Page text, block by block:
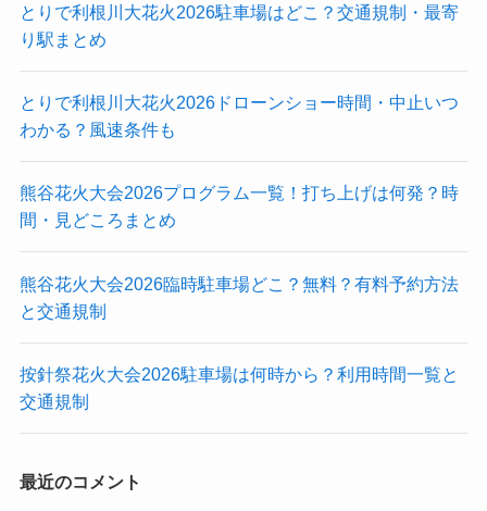
とりで利根川大花火2026駐車場はどこ？交通規制・最寄
り駅まとめ
とりで利根川大花火2026ドローンショー時間・中止いつ
わかる？風速条件も
熊谷花火大会2026プログラム一覧！打ち上げは何発？時
間・見どころまとめ
熊谷花火大会2026臨時駐車場どこ？無料？有料予約方法
と交通規制
按針祭花火大会2026駐車場は何時から？利用時間一覧と
交通規制
最近のコメント